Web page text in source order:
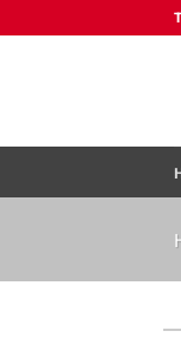
naar